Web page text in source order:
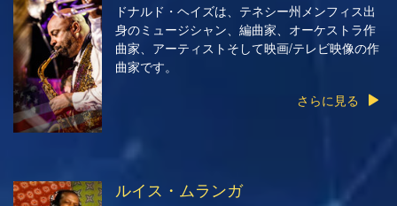
ドナルド・ヘイズは、テネシー州メンフィス出
身のミュージシャン、編曲家、オーケストラ作
曲家、アーティストそして映画/テレビ映像の作
曲家です。
さらに見る
ルイス・ムランガ